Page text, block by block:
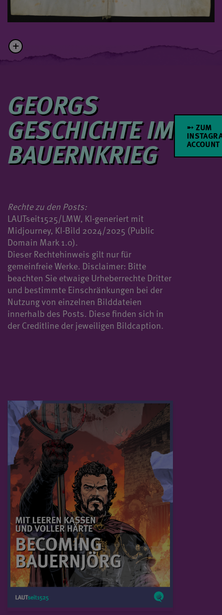
GEORGS
GESCHICHTE IM
BAUERNKRIEG
➸ ZUM
ACCOUNT
Rechte zu den Posts:
LAUTseit1525/LMW, KI-generiert mit
Midjourney, KI-Bild 2024/2025 (Public
Domain Mark 1.0).
Dieser Rechtehinweis gilt nur für
gemeinfreie Werke. Disclaimer: Bitte
beachten Sie etwaige Urheberrechte Dritter
und bestimmte Einschränkungen bei der
Nutzung von einzelnen Bilddateien
innerhalb des Posts. Diese finden sich in
der Creditline der jeweiligen Bildcaption.